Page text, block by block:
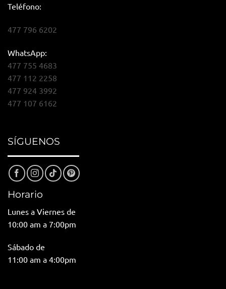
Teléfono:
477 796 6202
WhatsApp:
477 755 4683
477 112 2258
477 924 3992
477 107 6162
SÍGUENOS
Horario
Lunes a Viernes de
10:00 am a 7:00pm
Sábado de
11:00 am a 4:00pm